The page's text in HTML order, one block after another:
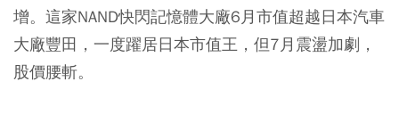
增。這家NAND快閃記憶體大廠6月市值超越日本汽車
大廠豐田，一度躍居日本市值王，但7月震盪加劇，
股價腰斬。